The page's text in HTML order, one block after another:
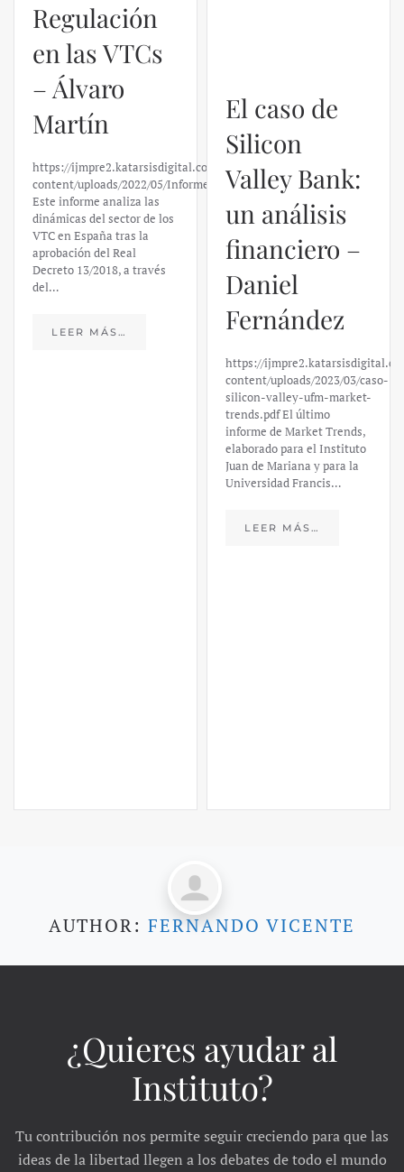
Regulación
en las VTCs
– Álvaro
Martín
https://ijmpre2.katarsisdigital.com/wp-
content/uploads/2022/05/Informe_sobre_las_VTC.pdf
Este informe analiza las
dinámicas del sector de los
VTC en España tras la
aprobación del Real
Decreto 13/2018, a través
del…
LEER MÁS…
un análisis
financiero –
Daniel
Fernández
https://
content/uploads/2023/03/caso-
silicon-valley-ufm-market-
trends.pdf El último
elaborado para el Instituto
Juan de Mariana y para la
Universidad Francis…
LEER MÁS…
AUTHOR: FERNANDO VICENTE
¿Quieres ayudar al
Instituto?
Tu contribución nos permite seguir creciendo para que las
ideas de la libertad llegen a los debates de todo el mundo